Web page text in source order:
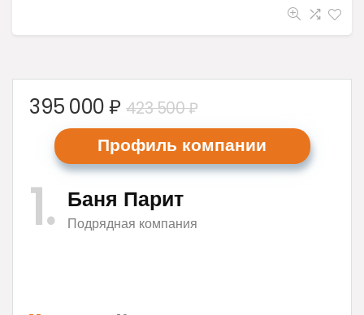
423 500₽
395 000₽
Профиль компании
1 Баня Парит
Подрядная компания